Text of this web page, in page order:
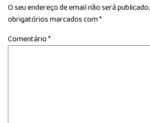
O seu endereço de email não será publicado.
obrigatórios marcados com*
Comentário*